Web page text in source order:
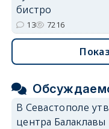
бистро
13 7216
В Севастополе
центра Балаклавы